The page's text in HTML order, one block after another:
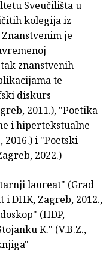
Sveučilišta u
kolegija iz
je
znanstvenih
te
diskurs
2011.), "Poetika
i hipertekstualne
i "Poetski
2022.)
laureat" (Grad
i DHK, Zagreb, 2012.,
(HDP,
K." (V.B.Z.,